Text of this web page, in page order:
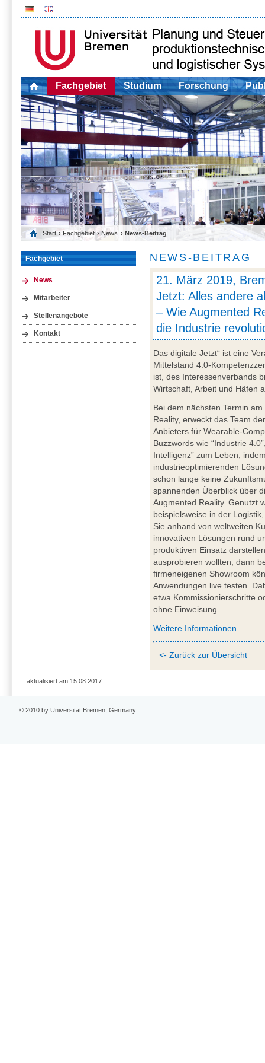
Fachgebiet Studium Forschung
Start › Fachgebiet › News › News-Beitrag
Fachgebiet
News
Mitarbeiter
Stellenangebote
Kontakt
NEWS-BEITRAG
21. März 2019,
Jetzt: Alles andere
– Wie Augmented
die Industrie
Das digitale Jetzt“ ist eine
Mittelstand 4.0-
ist, des Interessenverbands
Wirtschaft, Arbeit und Häfen
Bei dem nächsten Termin
Reality, erweckt das Team
Anbieters für Wearable-
Buzzwords wie “Industrie
Intelligenz” zum Leben,
industrieoptimierenden
schon lange keine
spannenden Überblick über
Augmented Reality. Genutzt
beispielsweise in der
Sie anhand von weltweiten
innovativen Lösungen rund
produktiven Einsatz
ausprobieren wollten, dann
firmeneigenen Showroom
Anwendungen live testen.
etwa Kommissionierschritte
ohne Einweisung.
Weitere Informationen
<- Zurück zur Übersicht
aktualisiert am 15.08.2017
© 2010 by Universität Bremen, Germany